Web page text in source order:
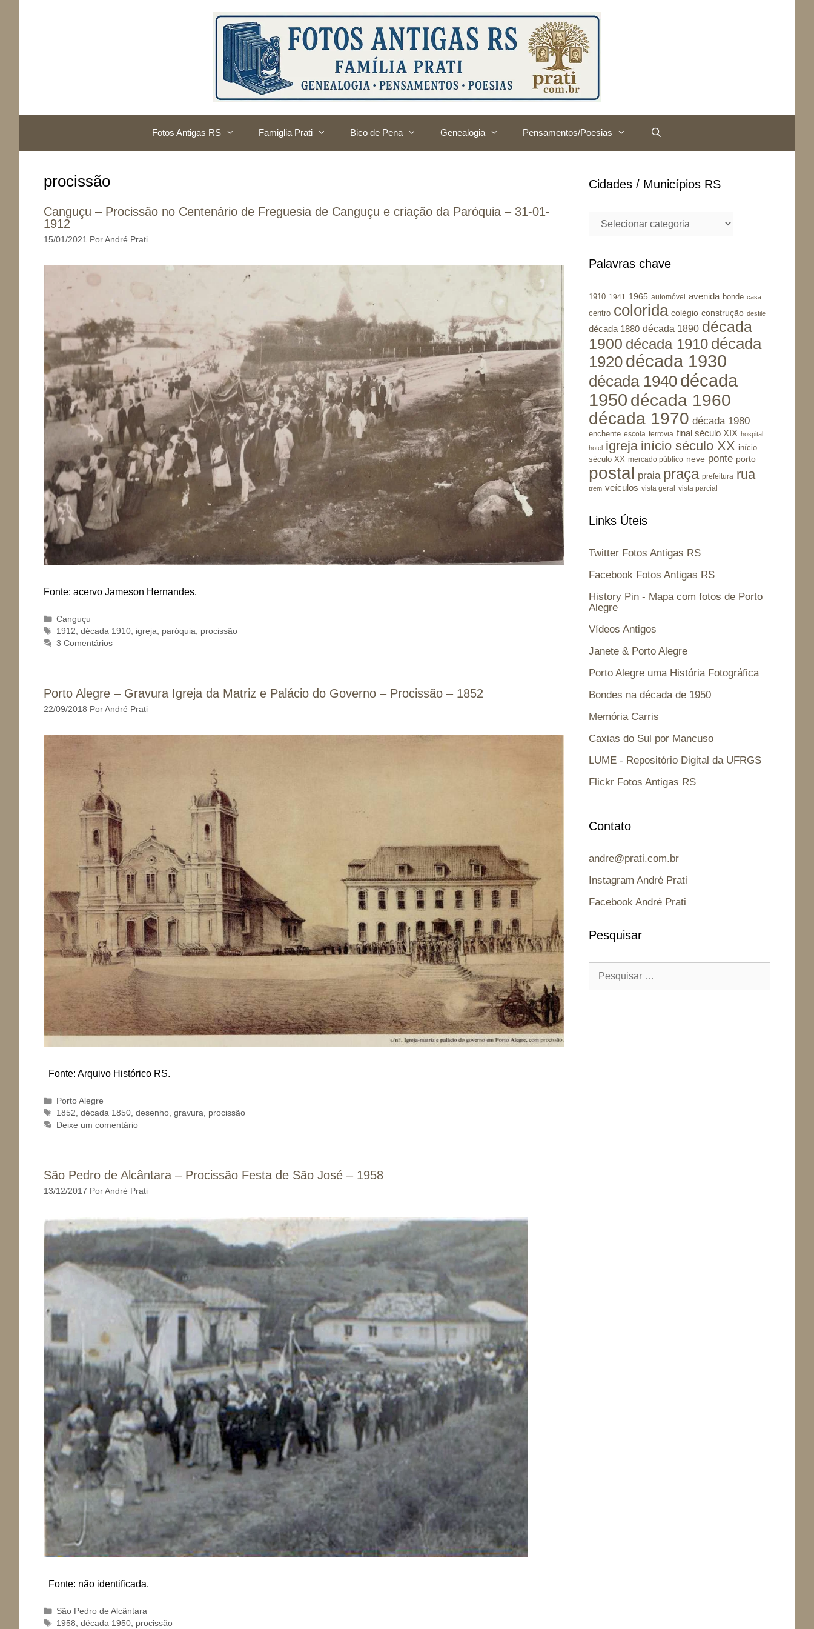
Fotos Antigas RS Famiglia Prati Bico de Pena Genealogia Pensamentos/Poesias
procissão
Canguçu – Procissão no Centenário de Freguesia de Canguçu e criação da Paróquia – 31-01-
1912
15/01/2021 Por André Prati
Fonte: acervo Jameson Hernandes.
Categorias
Canguçu
Tags
1912 ,década 1910 igreja paróquia
procissão
3 Comentários
Porto Alegre – Gravura Igreja da Matriz e Palácio do Governo – Procissão – 1852
22/09/2018 Por André Prati
Fonte: Arquivo Histórico RS.
Categorias
Porto Alegre
Tags
1852 ,década 1850 ,desenho ,gravura
procissão
Deixe um comentário
São Pedro de Alcântara – Procissão Festa de São José – 1958
13/12/2017 Por André Prati
Fonte: não identificada.
Categorias
São Pedro de Alcântara
Tags
1958 ,década 1950 procissão
Cidades / Municípios RS
Municípios
Palavras chave
1910 1941 1965 automóvel avenida bonde casa
centro colorida colégio construção desfile
década 1880 década 1890 década
1900 década 1910 década
1920 década 1930
década 1940 década
1950 década 1960
década 1970 década 1980
enchente escola ferrovia final século XIX hospital
hotel
igreja início século XX início
século XX mercado público neve ponte porto
postal praia praça prefeitura rua
trem veículos vista geral vista parcial
Links Úteis
Twitter Fotos Antigas RS
Facebook Fotos Antigas RS
History Pin - Mapa com fotos de Porto
Alegre
Vídeos Antigos
Janete & Porto Alegre
Porto Alegre uma História Fotográfica
Bondes na década de 1950
Memória Carris
Caxias do Sul por Mancuso
LUME - Repositório Digital da UFRGS
Flickr Fotos Antigas RS
Contato
andre@prati.com.br
Instagram André Prati
Facebook André Prati
Pesquisar
por: